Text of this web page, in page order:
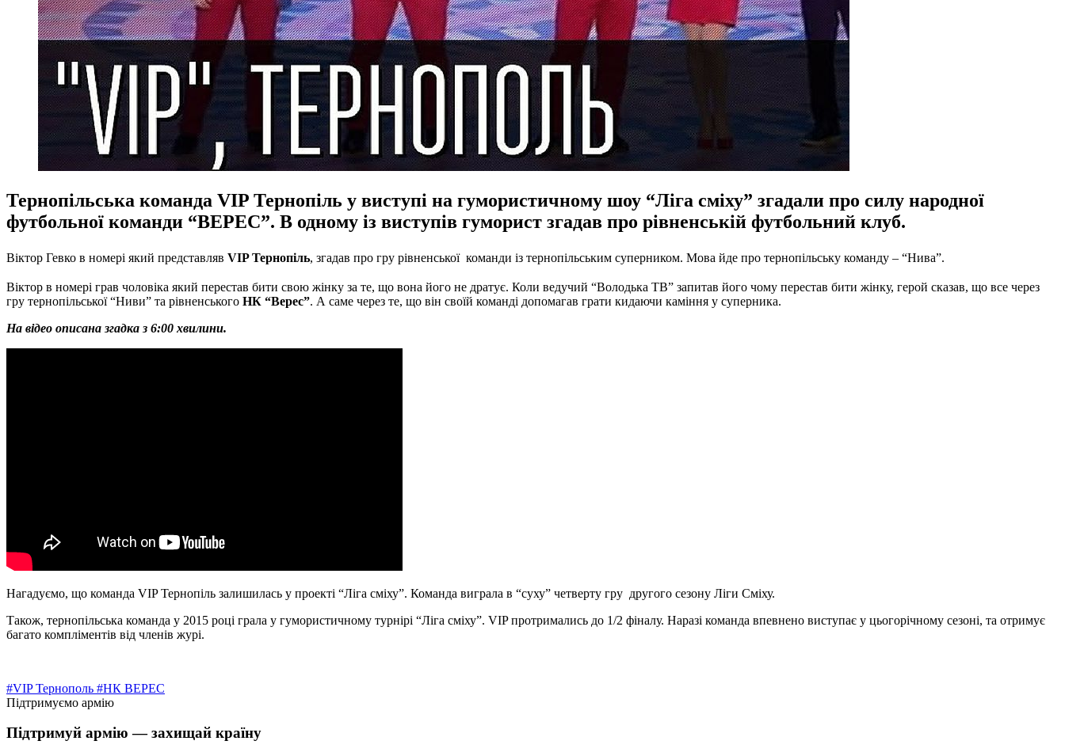
Тернопільська команда VIP Тернопіль у виступі на гумористичному шоу “Ліга сміху” згадали про силу народної
футбольної команди “ВЕРЕС”. В одному із виступів гуморист згадав про рівненській футбольний клуб.
Віктор Гевко в номері який представляв VIP Тернопіль, згадав про гру рівненської команди із тернопільським суперником. Мова йде про тернопільську команду – “Нива”.
Віктор в номері грав чоловіка який перестав бити свою жінку за те, що вона його не дратує. Коли ведучий “Володька ТВ” запитав його чому перестав бити жінку, герой сказав, що все через
гру тернопільської “Ниви” та рівненського НК “Верес”. А саме через те, що він своїй команді допомагав грати кидаючи каміння у суперника.
На відео описана згадка з 6:00 хвилини.
Нагадуємо, що команда VIP Тернопіль залишилась у проекті “Ліга сміху”. Команда виграла в “суху” четверту гру другого сезону Ліги Сміху.
Також, тернопільська команда у 2015 році грала у гумористичному турнірі “Ліга сміху”. VIP протримались до 1/2 фіналу. Наразі команда впевнено виступає у цьогорічному сезоні, та отримує
багато компліментів від членів журі.
#VIP Тернополь #НК ВЕРЕС
Підтримуємо армію
Підтримуй армію — захищай країну